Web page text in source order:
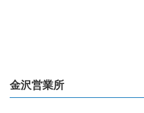
金沢営業所